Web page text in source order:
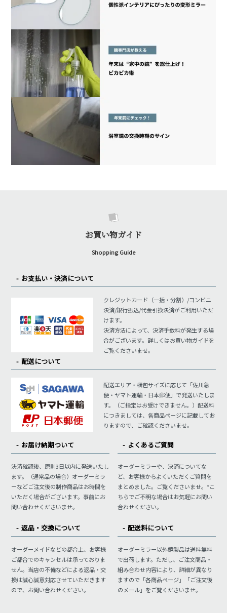
お買い物ガイド
Shopping Guide
お支払い・決済について
クレジットカード（一括・分割）/コンビニ
決済/銀行振込/代金引換決済がご利用いただ
けます。
決済方法によって、決済手数料が発生する場
合がございます。詳しくはお買い物ガイドを
ご覧くださいませ。
配送について
配送エリア・梱包サイズに応じて「佐川急
便・ヤマト運輸・日本郵便」で発送いたしま
す。（ご指定はお受けできません。）配送料
につきましては、各商品ページに記載してお
りますので、ご確認くださいませ。
お届け納期ついて
決済確認後、原則3日以内に発送いたし
ます。（通常品の場合）オーダーミラ
ーなどご注文後の制作商品はお時間を
いただく場合がございます。事前にお
問い合わせくださいませ。
よくあるご質問
オーダーミラーや、決済についてな
ど、お客様からよくいただくご質問を
まとめました。ご覧くださいませ。*こ
ちらでご不明な場合はお気軽にお問い
合わせください。
返品・交換について
オーダーメイドなどの都合上、お客様
ご都合でのキャンセルは承っておりま
せん。当店の不備などによる返品・交
換は誠心誠意対応させていただきます
ので、お問い合わせください。
配送料について
オーダーミラー以外鏡製品は送料無料
で出荷します。ただし、ご注文商品・
組み合わせ内容により、詳細が異なり
ますので「各商品ページ」「ご注文後
のメール」をご覧くださいませ。